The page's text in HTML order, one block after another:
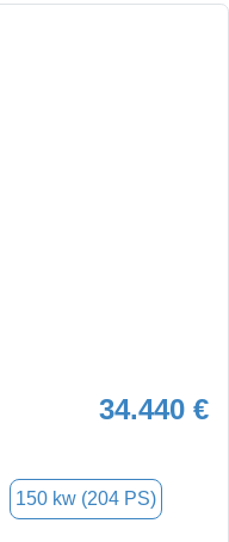
34.440 €
150 kw (204 PS)